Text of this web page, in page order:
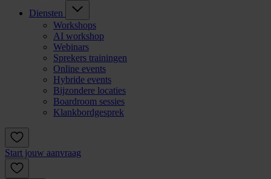
Diensten
Workshops
AI workshop
Webinars
Sprekers trainingen
Online events
Hybride events
Bijzondere locaties
Boardroom sessies
Klankbordgesprek
Start jouw aanvraag